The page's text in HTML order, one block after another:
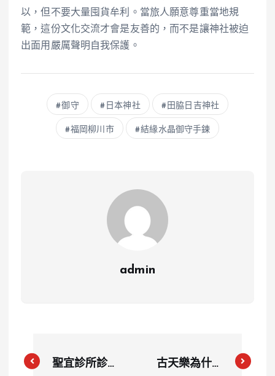
以，但不要大量囤貨牟利。當旅人願意尊重當地規
範，這份文化交流才會是友善的，而不是讓神社被迫
出面用嚴厲聲明自我保護。
御守 日本神社 田脇日吉神社
福岡柳川市 結緣水晶御守手鍊
admin
聖宜診所診間
古天樂為什麼